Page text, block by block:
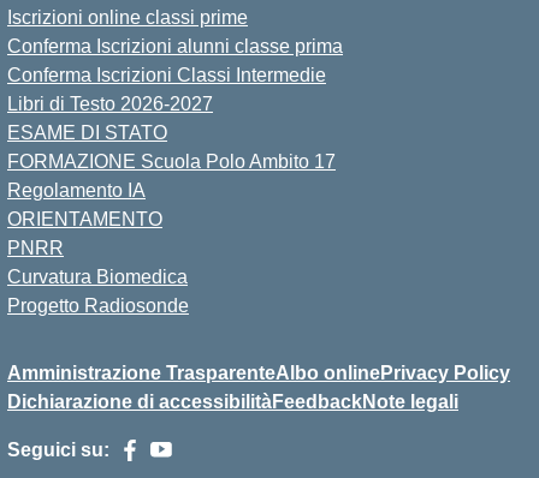
Iscrizioni online classi prime
Conferma Iscrizioni alunni classe prima
Conferma Iscrizioni Classi Intermedie
Libri di Testo 2026-2027
ESAME DI STATO
FORMAZIONE Scuola Polo Ambito 17
Regolamento IA
ORIENTAMENTO
PNRR
Curvatura Biomedica
Progetto Radiosonde
Amministrazione TrasparenteAlbo onlinePrivacy Policy
Dichiarazione di accessibilitàFeedbackNote legali
Seguici su: